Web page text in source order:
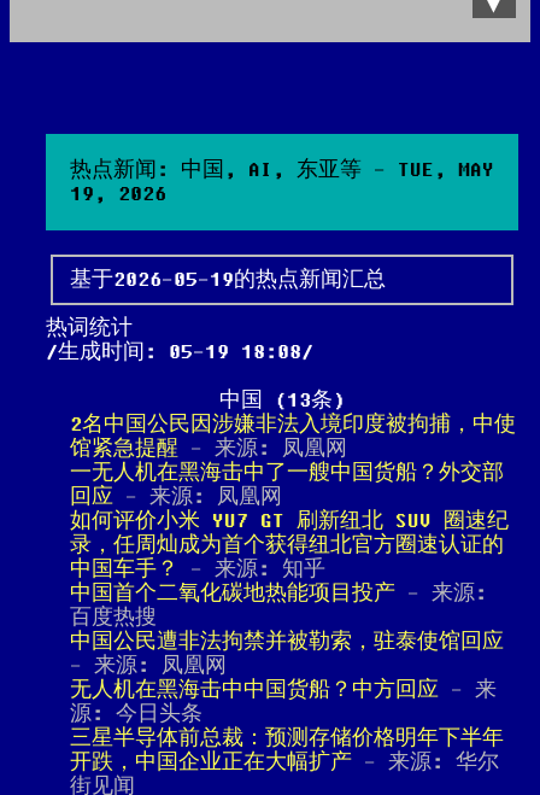
热点新闻: 中国, AI, 东亚等 - TUE, MAY
19, 2026
基于2026-05-19的热点新闻汇总
热词统计
生成时间: 05-19 18:08
中国 (13条)
2名中国公民因涉嫌非法入境印度被拘捕，中使
馆紧急提醒 - 来源: 凤凰网
一无人机在黑海击中了一艘中国货船？外交部
回应 - 来源: 凤凰网
如何评价小米 YU7 GT 刷新纽北 SUV 圈速纪
录，任周灿成为首个获得纽北官方圈速认证的
中国车手？
- 来源: 知乎
中国首个二氧化碳地热能项目投产 - 来源:
百度热搜
中国公民遭非法拘禁并被勒索，驻泰使馆回应
- 来源: 凤凰网
无人机在黑海击中中国货船？中方回应 - 来
源: 今日头条
三星半导体前总裁：预测存储价格明年下半年
开跌，中国企业正在大幅扩产 - 来源: 华尔
街见闻